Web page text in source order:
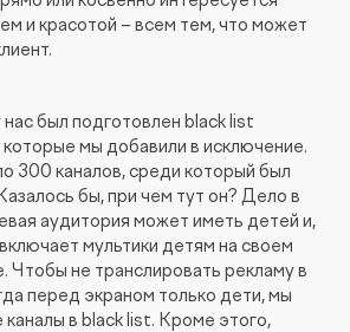
и красотой – всем тем, что может
был подготовлен black list
мы добавили в исключение.
300 каналов, среди который был
бы, при чем тут он? Дело в
аудитория может иметь детей и,
мультики детям на своем
Чтобы не транслировать рекламу в
перед экраном только дети, мы
в black list. Кроме этого,